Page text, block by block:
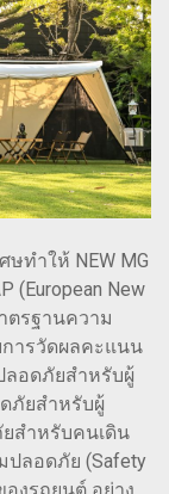
ทำให้ NEW MG
(European New
ตรฐานความ
การวัดผลคะแนน
ลอดภัยสำหรับผู้
ภัยสำหรับผู้
ยสำหรับคนเดิน
ปลอดภัย (Safety